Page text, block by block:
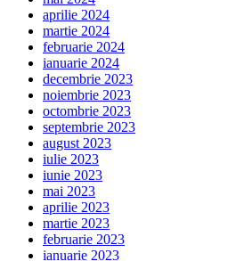
aprilie 2024
martie 2024
februarie 2024
ianuarie 2024
decembrie 2023
noiembrie 2023
octombrie 2023
septembrie 2023
august 2023
iulie 2023
iunie 2023
mai 2023
aprilie 2023
martie 2023
februarie 2023
ianuarie 2023